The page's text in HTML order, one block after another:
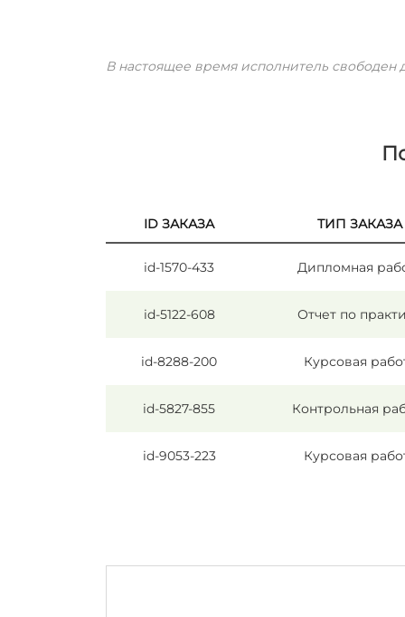
В настоящее время исполнитель свободен
ID ЗАКАЗА ТИП ЗАКАЗА
id-1570-433 Дипломная
id-5122-608 Отчет по
id-8288-200 Курсовая
id-5827-855 Контрольная
id-9053-223 Курсовая